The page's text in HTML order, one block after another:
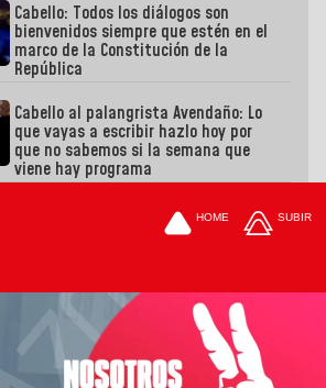
Cabello: Todos los diálogos son
bienvenidos siempre que estén en el
marco de la Constitución de la
República
Cabello al palangrista Avendaño: Lo
que vayas a escribir hazlo hoy por
que no sabemos si la semana que
viene hay programa
HOME SUBIR